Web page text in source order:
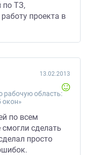
по ТЗ,
проекта в
рабочую область:
окон»
13.02.2013
по всем
сделать
просто